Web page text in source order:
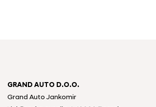
GRAND AUTO D.O.O.
Grand Auto Jankomir